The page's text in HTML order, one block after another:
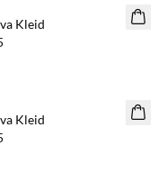
Kleid
2 & spare 20 %
Kleid
2 & spare 20 %